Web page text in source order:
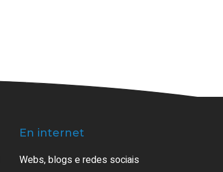
En internet
Webs, blogs e redes sociais